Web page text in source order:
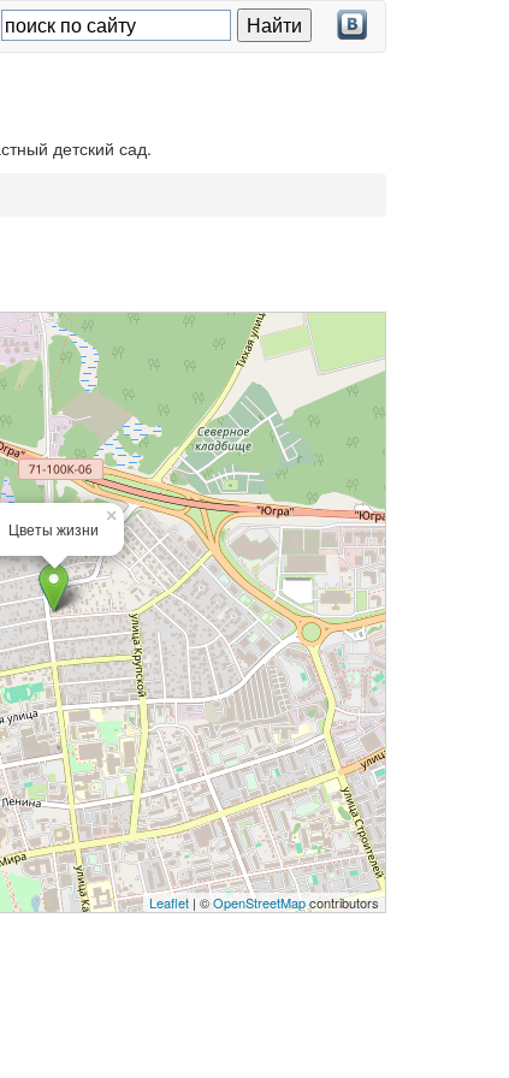
детский сад.
×
Цветы жизни
Leaflet | ©OpenStreetMapcontributors